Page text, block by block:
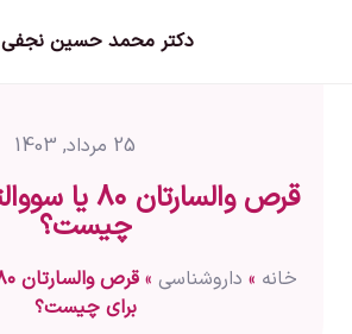
دکتر محمد حسین نجفی
25 مرداد, 1403
چیست؟
خانه » داروشناسی »
برای چیست؟